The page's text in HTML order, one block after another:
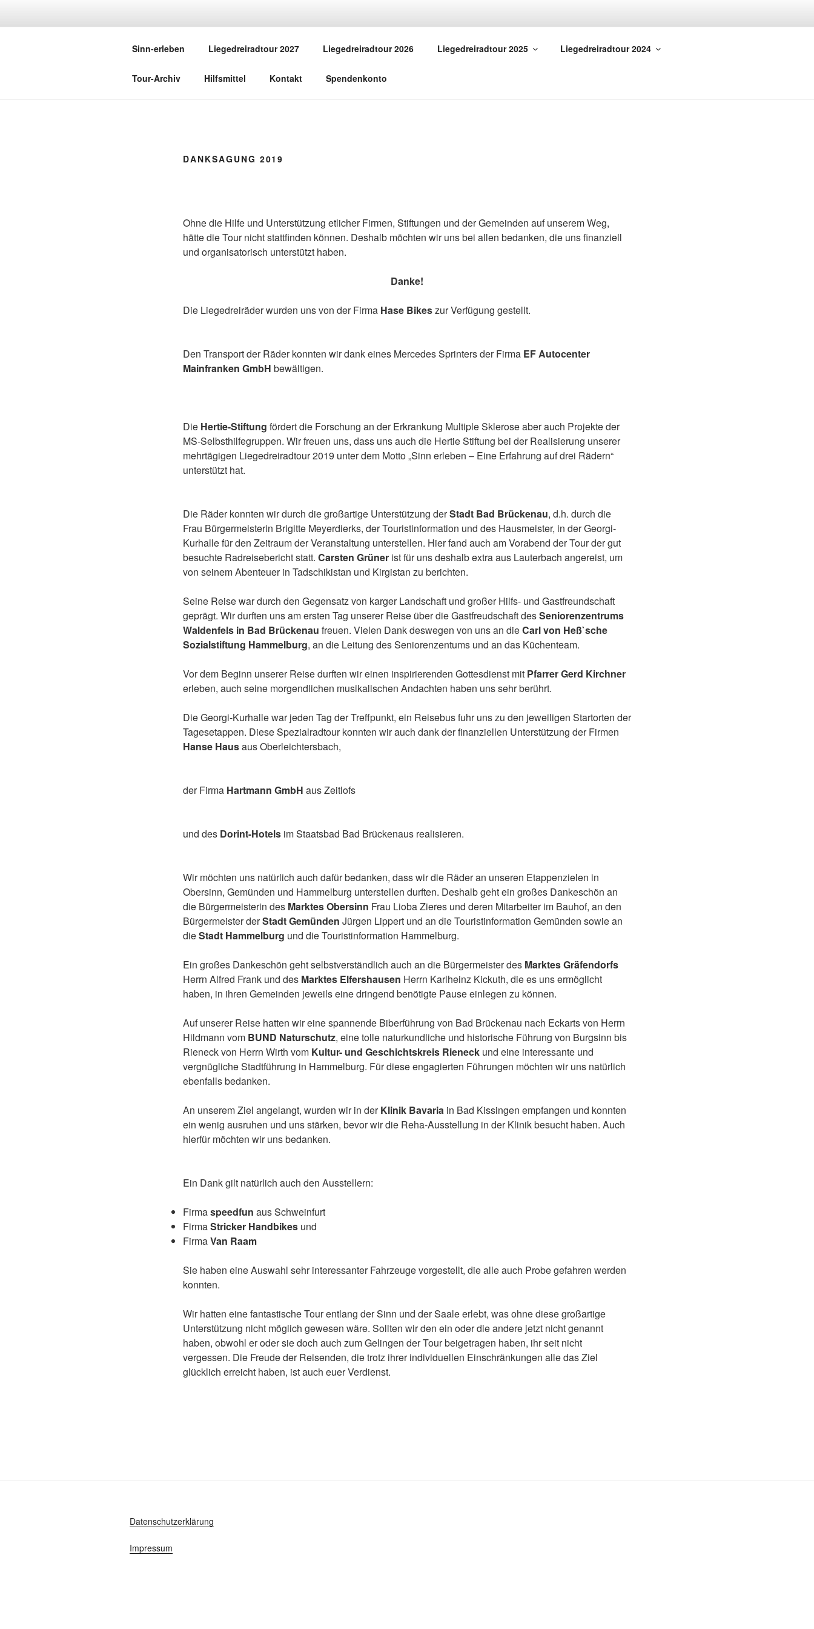
SINN-ERLEBEN.ORG
Sinn-erleben Liegedreiradtour 2027 Liegedreiradtour 2026 Liegedreiradtour 2025 Liegedreiradtour 2024
Tour-Archiv Hilfsmittel Kontakt Spendenkonto
DANKSAGUNG 2019
Ohne die Hilfe und Unterstützung etlicher Firmen, Stiftungen und der Gemeinden auf unserem Weg,
hätte die Tour nicht stattfinden können. Deshalb möchten wir uns bei allen bedanken, die uns finanziell
und organisatorisch unterstützt haben.
Danke!
Die Liegedreiräder wurden uns von der Firma Hase Bikeszur Verfügung gestellt.
Den Transport der Räder konnten wir dank eines Mercedes Sprinters der Firma EF Autocenter
Mainfranken GmbH bewältigen.
Die Hertie-Stiftung fördert die Forschung an der Erkrankung Multiple Sklerose aber auch Projekte der
MS-Selbsthilfegruppen. Wir freuen uns, dass uns auch die Hertie Stiftung bei der Realisierung unserer
mehrtägigen Liegedreiradtour 2019 unter dem Motto „Sinn erleben – Eine Erfahrung auf drei Rädern“
unterstützt hat.
Die Räder konnten wir durch die großartige Unterstützung derStadt Bad Brückenau, d.h. durch die
Frau Bürgermeisterin Brigitte Meyerdierks, der Touristinformation und des Hausmeister, in der Georgi-
Kurhalle für den Zeitraum der Veranstaltung unterstellen. Hier fand auch am Vorabend der Tour der gut
besuchte Radreisebericht statt. Carsten Grüner ist für uns deshalb extra aus Lauterbach angereist, um
von seinem Abenteuer in Tadschikistan und Kirgistan zu berichten.
Seine Reise war durch den Gegensatz von karger Landschaft und großer Hilfs- und Gastfreundschaft
geprägt. Wir durften uns am ersten Tag unserer Reise über die Gastfreudschaft desSeniorenzentrums
Waldenfels in Bad Brückenau freuen. Vielen Dank deswegen von uns an dieCarl von Heß`sche
Sozialstiftung Hammelburg, an die Leitung des Seniorenzentums und an das Küchenteam.
Vor dem Beginn unserer Reise durften wir einen inspirierenden Gottesdienst mit Pfarrer Gerd Kirchner
erleben, auch seine morgendlichen musikalischen Andachten haben uns sehr berührt.
Die Georgi-Kurhalle war jeden Tag der Treffpunkt, ein Reisebus fuhr uns zu den jeweiligen Startorten der
Tagesetappen. Diese Spezialradtour konnten wir auch dank der finanziellen Unterstützung der Firmen
Hanse Hausaus Oberleichtersbach,
der Firma Hartmann GmbH aus Zeitlofs
und des Dorint-Hotels im Staatsbad Bad Brückenaus realisieren.
Wir möchten uns natürlich auch dafür bedanken, dass wir die Räder an unseren Etappenzielen in
Obersinn, Gemünden und Hammelburg unterstellen durften. Deshalb geht ein großes Dankeschön an
die Bürgermeisterin des Marktes Obersinn Frau Lioba Zieres und deren Mitarbeiter im Bauhof, an den
Bürgermeister derStadt Gemünden Jürgen Lippert und an die Touristinformation Gemünden sowie an
dieStadt Hammelburg und die Touristinformation Hammelburg.
Ein großes Dankeschön geht selbstverständlich auch an die Bürgermeister des Marktes Gräfendorfs
Herrn Alfred Frank und des Marktes Elfershausen Herrn Karlheinz Kickuth, die es uns ermöglicht
haben, in ihren Gemeinden jeweils eine dringend benötigte Pause einlegen zu können.
Auf unserer Reise hatten wir eine spannende Biberführung von Bad Brückenau nach Eckarts von Herrn
Hildmann vom BUND Naturschutz, eine tolle naturkundliche und historische Führung von Burgsinn bis
Rieneck von Herrn Wirth vom Kultur- und Geschichtskreis Rieneck und eine interessante und
vergnügliche Stadtführung in Hammelburg. Für diese engagierten Führungen möchten wir uns natürlich
ebenfalls bedanken.
An unserem Ziel angelangt, wurden wir in derKlinik Bavaria in Bad Kissingen empfangen und konnten
ein wenig ausruhen und uns stärken, bevor wir die Reha-Ausstellung in der Klinik besucht haben. Auch
hierfür möchten wir uns bedanken.
Ein Dank gilt natürlich auch den Ausstellern:
Firmaspeedfun aus Schweinfurt
FirmaStricker Handbikes und
FirmaVan Raam
Sie haben eine Auswahl sehr interessanter Fahrzeuge vorgestellt, die alle auch Probe gefahren werden
konnten.
Wir hatten eine fantastische Tour entlang der Sinn und der Saale erlebt, was ohne diese großartige
Unterstützung nicht möglich gewesen wäre. Sollten wir den ein oder die andere jetzt nicht genannt
haben, obwohl er oder sie doch auch zum Gelingen der Tour beigetragen haben, ihr seit nicht
vergessen. Die Freude der Reisenden, die trotz ihrer individuellen Einschränkungen alle das Ziel
glücklich erreicht haben, ist auch euer Verdienst.
Datenschutzerklärung
Impressum